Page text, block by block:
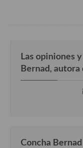
En El Candelero
Las opiniones de la
Las opiniones
Bernad, autora
Concha